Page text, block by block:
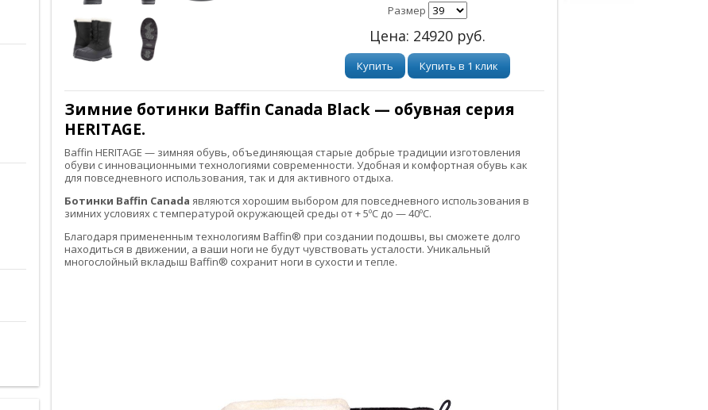
Размер
Цена: 24920 руб.
Купить Купить в 1 клик
Зимние ботинки Baffin Canada Black — обувная серия
HERITAGE.
Baffin HERITAGE — зимняя обувь, объединяющая старые добрые традиции изготовления
обуви с инновационными технологиями современности. Удобная и комфортная обувь как
для повседневного использования, так и для активного отдыха.
Ботинки Baffin Canada являются хорошим выбором для повседневного использования в
зимних условиях с температурой окружающей среды от + 5ºC до — 40ºC.
Благодаря примененным технологиям Baffin® при создании подошвы, вы сможете долго
находиться в движении, а ваши ноги не будут чувствовать усталости. Уникальный
многослойный вкладыш Baffin® сохранит ноги в сухости и тепле.